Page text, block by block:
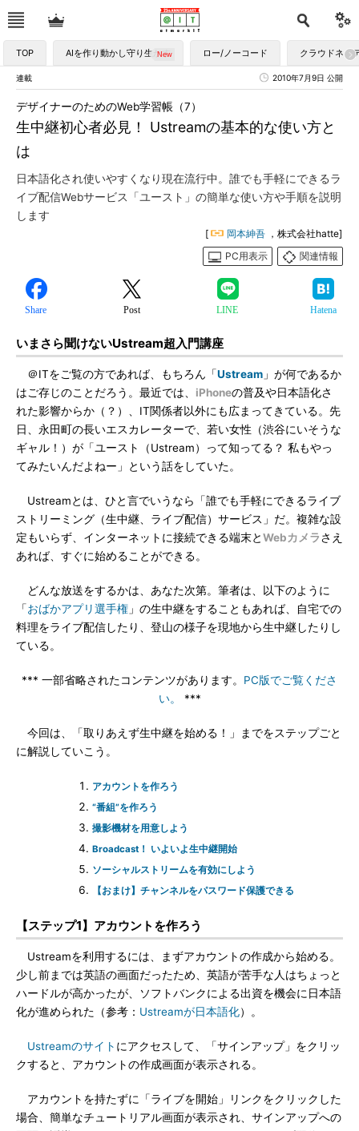
TOP AIを作り動かし守り生かす ロー/ノーコード クラウドネイ
連載 2010年7月9日 公開
生中継初心者必見！ Ustreamの基本的な使い方と
は
デザイナーのためのWeb学習帳（7）
日本語化され使いやすくなり現在流行中。誰でも手軽にできるラ
イブ配信Webサービス「ユースト」の簡単な使い方や手順を説明
します
[ 岡本紳吾 ，株式会社hatte]
PC用表示
関連情報
Share Post LINE Hatena
いまさら聞けないUstream超入門講座
＠ITをご覧の方であれば、もちろん「Ustream 」が何であるか
はご存じのことだろう。最近では、 iPhoneの普及や日本語化さ
れた影響からか（？）、IT関係者以外にも広まってきている。先
日、永田町の長いエスカレーターで、若い女性（渋谷にいそうな
ギャル！）が「ユースト（Ustream）って知ってる？ 私もやっ
てみたいんだよねー」という話をしていた。
Ustreamとは、ひと言でいうなら「誰でも手軽にできるライブ
ストリーミング（生中継、ライブ配信）サービス」だ。複雑な設
定もいらず、インターネットに接続できる端末とWebカメラさえ
あれば、すぐに始めることができる。
どんな放送をするかは、あなた次第。筆者は、以下のように
「おばかアプリ選手権 」の生中継をすることもあれば、自宅での
料理をライブ配信したり、登山の様子を現地から生中継したりし
ている。
*** 一部省略されたコンテンツがあります。 PC版でご覧くださ
い。
***
今回は、「取りあえず生中継を始める！」までをステップごと
に解説していこう。
アカウントを作ろう
“番組”を作ろう
撮影機材を用意しよう
Broadcast！ いよいよ生中継開始
ソーシャルストリームを有効にしよう
【おまけ】チャンネルをパスワード保護できる
【ステップ1】アカウントを作ろう
Ustreamを利用するには、まずアカウントの作成から始める。
少し前までは英語の画面だったため、英語が苦手な人はちょっと
ハードルが高かったが、ソフトバンクによる出資を機会に日本語
化が進められた（参考： Ustreamが日本語化）。
Ustreamのサイト にアクセスして、「サインアップ」をクリッ
クすると、アカウントの作成画面が表示される。
アカウントを持たずに「ライブを開始」リンクをクリックした
場合、簡単なチュートリアル画面が表示され、サインアップへの